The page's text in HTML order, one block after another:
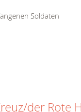
Soldaten
der Rote